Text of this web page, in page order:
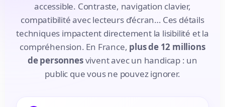
accessible. Contraste, navigation clavier,
compatibilité avec lecteurs d’écran… Ces détails
techniques impactent directement la lisibilité et la
compréhension. En France, plus de 12 millions
de personnesvivent avec un handicap : un
public que vous ne pouvez ignorer.